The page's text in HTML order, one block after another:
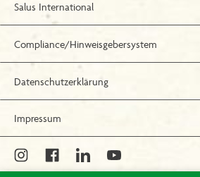
Salus International
Compliance/Hinweisgebersystem
Datenschutzerklärung
Impressum